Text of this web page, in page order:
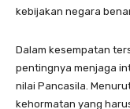
kebijakan negara
Dalam kesempatan
pentingnya menjaga
nilai Pancasila.
kehormatan yang